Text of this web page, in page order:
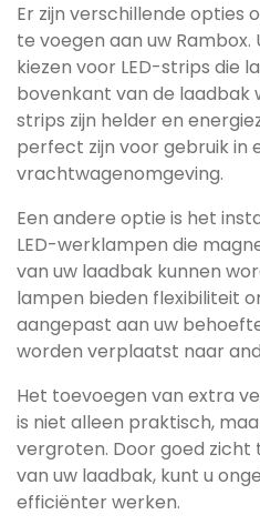
Er zijn verschillende opties
te voegen aan uw
kiezen voor LED-strips die
bovenkant van de laadbak
strips zijn helder en
perfect zijn voor gebruik in
vrachtwagenomgeving.
Een andere optie is het
LED-werklampen die
van uw laadbak kunnen
lampen bieden flexibiliteit
aangepast aan uw
worden verplaatst naar
Het toevoegen van extra
is niet alleen praktisch,
vergroten. Door goed zicht
van uw laadbak, kunt u
efficiënter werken.